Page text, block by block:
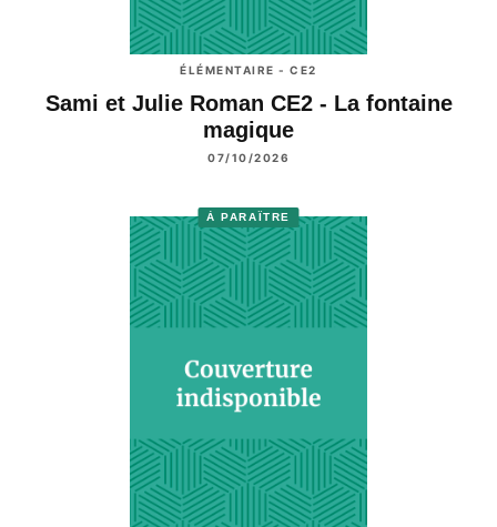
ÉLÉMENTAIRE - CE2
Sami et Julie Roman CE2 - La fontaine
magique
07/10/2026
À PARAÎTRE